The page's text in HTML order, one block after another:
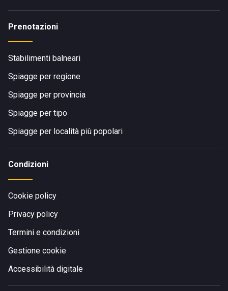
Prenotazioni
Stabilimenti balneari
Spiagge per regione
Spiagge per provincia
Spiagge per tipo
Spiagge per località più popolari
Condizioni
Cookie policy
Privacy policy
Termini e condizioni
Gestione cookie
Accessibilità digitale